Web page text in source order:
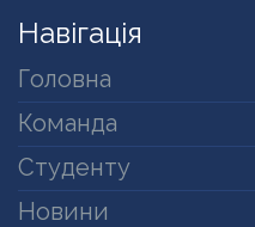
Навігація
Головна
Команда
Студенту
Новини